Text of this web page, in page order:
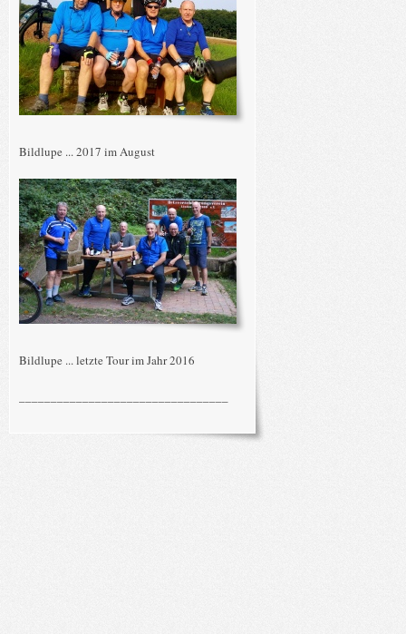
Bildlupe ... 2017 im August
Bildlupe ... letzte Tour im Jahr 2016